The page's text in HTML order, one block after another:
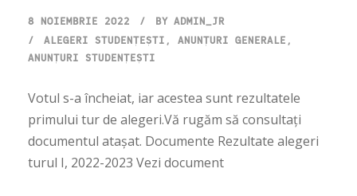
8 NOIEMBRIE 2022 BY ADMIN_JR
ALEGERI STUDENȚEȘTI , ANUNȚURI GENERALE ,
ANUNȚURI STUDENȚEȘTI
Votul s-a încheiat, iar acestea sunt rezultatele
primului tur de alegeri.Vă rugăm să consultați
documentul atașat. Documente Rezultate alegeri
turul I, 2022-2023 Vezi document